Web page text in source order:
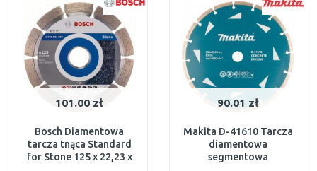
101.00 zł
Bosch Diamentowa
tarcza tnąca Standard
for Stone 125 x 22,23 x
90.01 zł
Makita D-41610 Tarcza
diamentowa
segmentowa